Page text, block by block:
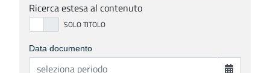
Ricerca estesa al contenuto
Data documento